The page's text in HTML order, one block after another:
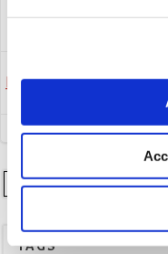
Post
navigation
Precedente
Cerca
TAGS